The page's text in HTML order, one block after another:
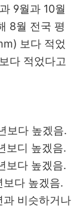
9월과 10월
8월 전국 평
보다 적었
다 적었다고
보다 높겠음.
보디 높겠음.
보다 높겠음.
보다 높겠음.
과 비슷하거나